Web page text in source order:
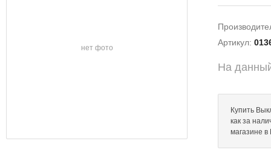
нет фото
Артикул:
На
Купить
как за
магазине